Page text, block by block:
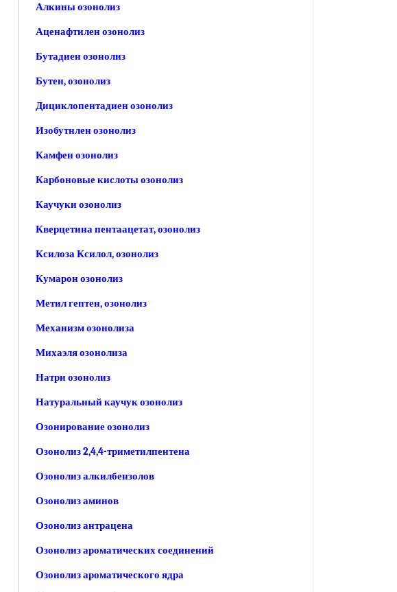
Алкины озонолиз
Аценафтилен озонолиз
Бутадиен озонолиз
Бутен, озонолиз
Дициклопентадиен озонолиз
Изобутнлен озонолиз
Камфен озонолиз
Карбоновые кислоты озонолиз
Каучуки озонолиз
Кверцетина пентаацетат, озонолиз
Ксилоза Ксилол, озонолиз
Кумарон озонолиз
Метил гептен, озонолиз
Механизм озонолиза
Михаэля озонолиза
Натри озонолиз
Натуральный каучук озонолиз
Озонирование озонолиз
Озонолиз 2,4,4-триметилпентена
Озонолиз алкилбензолов
Озонолиз аминов
Озонолиз антрацена
Озонолиз ароматических соединений
Озонолиз ароматического ядра